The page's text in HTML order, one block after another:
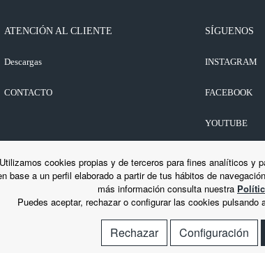
ATENCIÓN AL CLIENTE
Descargas
CONTACTO
SÍGUENOS
INSTAGRAM
FACEBOOK
YOUTUBE
Aviso Legal
Utilizamos cookies propias y de terceros para fines analíticos y
base a un perfil elaborado a partir de tus hábitos de
más información consulta nuestra
Puedes aceptar, rechazar o configurar las cookies pulsando
Rechazar Configuración